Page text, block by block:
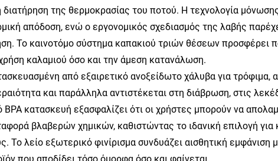
διατήρηση της θερμοκρασίας του ποτού. Η τεχνολογία
απόδοση, ενώ ο εργονομικός σχεδιασμός της λαβής
Το καινοτόμο σύστημα καπακιού τριών θέσεων
καλαμιού όσο και την άμεση κατανάλωση.
από εξαιρετικό ανοξείδωτο χάλυβα για τρόφιμα,
και παράλληλα αντιστέκεται στη διάβρωση, στις
BPA κατασκευή εξασφαλίζει ότι οι χρήστες μπορούν να
βλαβερών χημικών, καθιστώντας το ιδανική επιλογή
Το λείο εξωτερικό φινίρισμα συνδυάζει αισθητική